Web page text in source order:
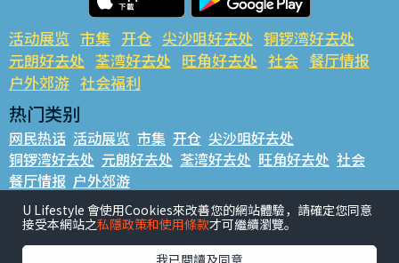
活动展览 市集 开仓 尖沙咀好去处 铜锣湾好去处
元朗好去处 荃湾好去处 旺角好去处 社会 餐厅情报
户外郊游 社会福利
热门类别
网民热话 活动展览 市集 开仓 尖沙咀好去处
铜锣湾好去处 元朗好去处 荃湾好去处 旺角好去处 社会
餐厅情报 户外郊游
热门标签
#UGO揾好去处 #人气活动推介 #美食社群热话
#ULifestyle应用程式
U Lifestyle 會使用Cookies來改善您的網站體驗，請確定您同意
接受本網站之私隱政策和使用條款才可繼續瀏覽。
我已閱讀及同意